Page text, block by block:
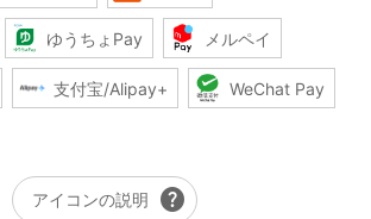
ゆうちょPay メルペイ
支付宝/Alipay+ WeChat Pay
アイコンの説明 help